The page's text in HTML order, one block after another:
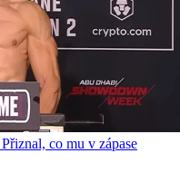
co mu v zápase